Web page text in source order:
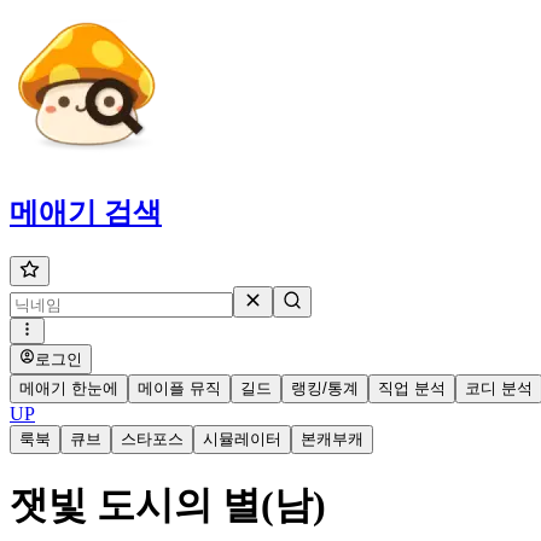
메애기 검색
로그인
메애기 한눈에
메이플 뮤직 길드 랭킹/통계 직업 분석 코디 분석
UP
룩북 큐브 스타포스 시뮬레이터 본캐부캐
잿빛 도시의 별(남)